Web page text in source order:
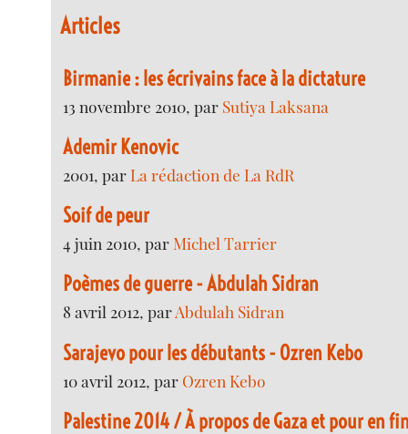
Articles
Birmanie : les écrivains face à la dictature
13 novembre 2010, par Sutiya Laksana
Ademir Kenovic
2001, parLa rédaction de La RdR
Soif de peur
4 juin 2010, parMichel Tarrier
Poèmes de guerre - Abdulah Sidran
8 avril 2012, parAbdulah Sidran
Sarajevo pour les débutants - Ozren Kebo
10 avril 2012, par Ozren Kebo
Palestine 2014 / À propos de Gaza et pour en